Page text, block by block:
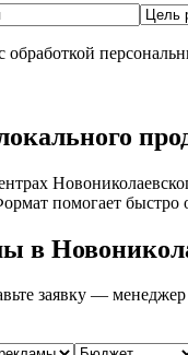
обработкой
помогает быстро
в
заявку —